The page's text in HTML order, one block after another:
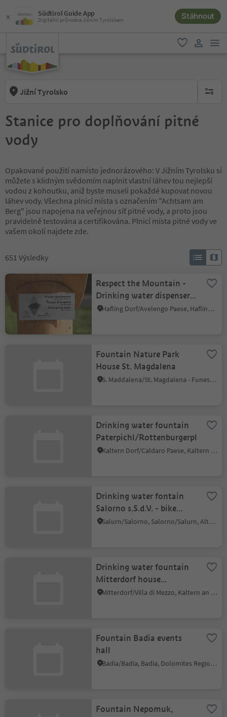
Südtirol Guide App
Digitální průvodce Jižním Tyrolskem Stáhnout
oblíbené
Jižní Tyrolsko brak
Stanice pro doplňování pitné
vody
Opakované použití namísto jednorázového: V Jižním Tyrolsku si
můžete s klidným svědomím naplnit vlastní láhev tou nejlepší
vodou z kohoutku, aniž byste museli pokaždé kupovat novou
láhev vody. Všechna plnicí místa s označením "Achtsam am
Berg" jsou napojena na veřejnou síť pitné vody, a proto jsou
pravidelně testována a certifikována. Plnicí místa pitné vody ve
vašem okolí najdete zde.
651 Výsledky
Respect the Mountain -
Drinking water dispenser,
Hafling
Hafling Dorf/Avelengo Paese, Hafling/Avelengo, Meran/Merano and environs
Fountain Nature Park
House St. Magdalena
S. Maddalena/St. Magdalena - Funes/Villnöss, Villnöss/Funes, Dolomites Region Lüsen Villnöss
Drinking water fountain
Paterpichl/Rottenburgerplatz
Kaltern Dorf/Caldaro Paese, Kaltern an der Weinstraße/Caldaro sulla Strada del Vino, Alto Adige Wine Road
Drinking water fontain
Salorno s.S.d.V. - bike
station
Salurn/Salorno, Salorno/Salurn, Alto Adige Wine Road
Drinking water fountain
Mitterdorf house
Hansjoggl
Mitterdorf/Villa di Mezzo, Kaltern an der Weinstraße/Caldaro sulla Strada del Vino, Alto Adige Wine Road
Fountain Badia events
hall
Badia/Badia, Badia, Dolomites Region Alta Badia
Fountain Nepomuk,